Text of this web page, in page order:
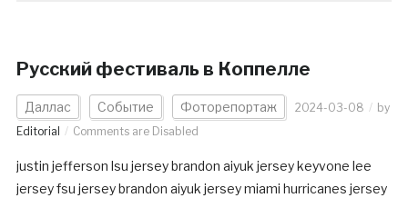
Русский фестиваль в Коппелле
Даллас Событие Фоторепортаж 2024-03-08
by
Editorial
Comments are Disabled
justin jefferson lsu jersey brandon aiyuk jersey keyvone lee
jersey fsu jersey brandon aiyuk jersey miami hurricanes jersey